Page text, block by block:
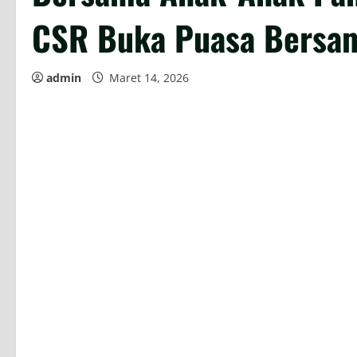
CSR Buka Puasa
admin Maret 14, 2026